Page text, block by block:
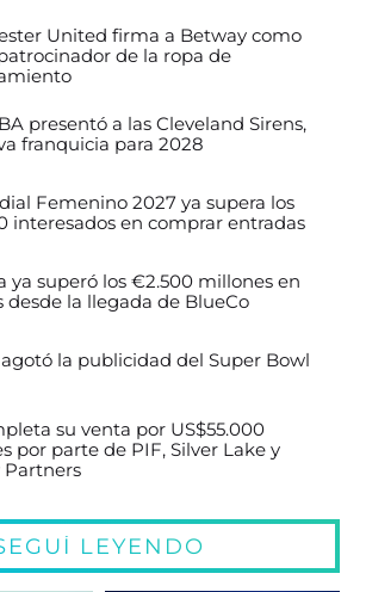
United firma a Betway como
de la ropa de
presentó a las Cleveland Sirens,
franquicia para 2028
Femenino 2027 ya supera los
interesados en comprar entradas
ya superó los €2.500 millones en
desde la llegada de BlueCo
la publicidad del Super Bowl
su venta por US$55.000
por parte de PIF, Silver Lake y
LEYENDO